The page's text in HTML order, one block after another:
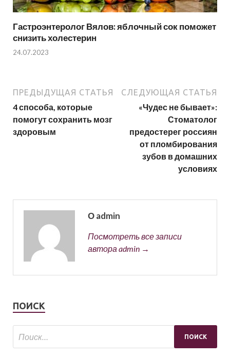
Гастроэнтеролог Вялов: яблочный сок поможет
снизить холестерин
24.07.2023
ПРЕДЫДУЩАЯ СТАТЬЯ
4 способа, которые
помогут сохранить мозг
здоровым
СЛЕДУЮЩАЯ СТАТЬЯ
«Чудес не бывает»:
Стоматолог
предостерег россиян
от пломбирования
зубов в домашних
условиях
О admin
Посмотреть все записи
автора admin →
ПОИСК